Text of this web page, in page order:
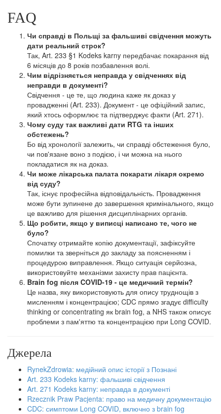
FAQ
Чи справді в Польщі за фальшиві свідчення можуть
дати реальний строк?
Так, Art. 233 §1 Kodeks karny передбачає покарання від
6 місяців до 8 років позбавлення волі.
Чим відрізняється неправда у свідченнях від
неправди в документі?
Свідчення - це те, що людина каже як доказ у
провадженні (Art. 233). Документ - це офіційний запис,
який хтось оформлює та підтверджує факти (Art. 271).
Чому суду так важливі дати RTG та інших
обстежень?
Бо від хронології залежить, чи справді обстеження було,
чи пов'язане воно з подією, і чи можна на нього
покладатися як на доказ.
Чи може лікарська палата покарати лікаря окремо
від суду?
Так, існує професійна відповідальність. Провадження
може бути зупинене до завершення кримінального, якщо
це важливо для рішення дисциплінарних органів.
Що робити, якщо у виписці написано те, чого не
було?
Спочатку отримайте копію документації, зафіксуйте
помилки та зверніться до закладу за поясненням і
процедурою виправлення. Якщо ситуація серйозна,
використовуйте механізми захисту прав пацієнта.
Brain fog після COVID-19 - це медичний термін?
Це назва, яку використовують для опису труднощів з
мисленням і концентрацією; CDC прямо згадує difficulty
thinking or concentrating як brain fog, а NHS також описує
проблеми з пам'яттю та концентрацією при Long COVID.
Джерела
RynekZdrowia: медійний опис історії з Познані
Art. 233 Kodeks karny: фальшиві свідчення
Art. 271 Kodeks karny: неправда в документі
Rzecznik Praw Pacjenta: право на медичну документацію
CDC: симптоми Long COVID, включно з brain fog